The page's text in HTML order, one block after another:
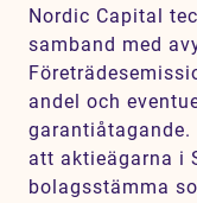
Nordic Capital
samband med
andel och
att aktieägarna i
bolagsstämma